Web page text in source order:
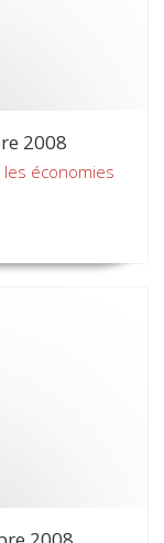
2008
économies